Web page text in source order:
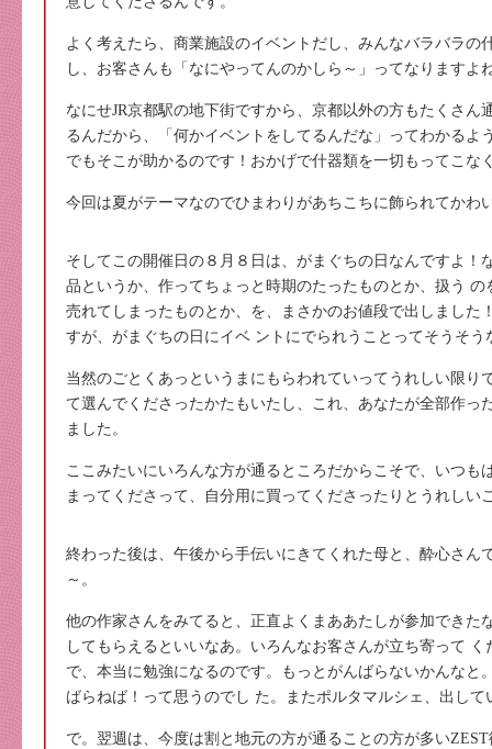
よく考えたら、商業施設のイベントだし、みんなバラバラの
し、お客さんも「なにやってんのかしら～」ってなりますよ
なにせJR京都駅の地下街ですから、京都以外の方もたくさん
るんだから、「何かイベントをしてるんだな」ってわかるよ
でもそこが助かるのです！おかげで什器類を一切もってこな
今回は夏がテーマなのでひまわりがあちこちに飾られてかわ
そしてこの開催日の８月８日は、がまぐちの日なんですよ！
品というか、作ってちょっと時期のたったものとか、扱う
売れてしまったものとか、を、まさかのお値段で出しました
すが、がまぐちの日にイベ ントにでられうことってそうそ
当然のごとくあっというまにもらわれていってうれしい限り
て選んでくださったかたもいたし、これ、あなたが全部作っ
ました。
ここみたいにいろんな方が通るところだからこそで、いつも
まってくださって、自分用に買ってくださったりとうれしい
終わった後は、午後から手伝いにきてくれた母と、酔心さん
～。
他の作家さんをみてると、正直よくまああたしが参加できた
してもらえるといいなあ。いろんなお客さんが立ち寄って
で、本当に勉強になるのです。もっとがんばらないかんなと
ばらねば！って思うのでし た。またポルタマルシェ、出し
で。翌週は、今度は割と地元の方が通ることの方が多い